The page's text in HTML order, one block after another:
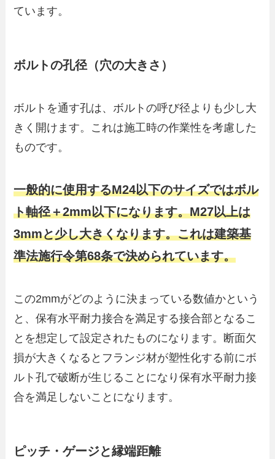
ています。
ボルトの孔径（穴の大きさ）
ボルトを通す孔は、ボルトの呼び径よりも少し大
きく開けます。これは施工時の作業性を考慮した
ものです。
一般的に使用するM24以下のサイズではボル
ト軸径＋2mm以下になります。M27以上は
3mmと少し大きくなります。これは建築基
準法施行令第68条で決められています。
この2mmがどのように決まっている数値かという
と、保有水平耐力接合を満足する接合部となるこ
とを想定して設定されたものになります。断面欠
損が大きくなるとフランジ材が塑性化する前にボ
ルト孔で破断が生じることになり保有水平耐力接
合を満足しないことになります。
ピッチ・ゲージと縁端距離